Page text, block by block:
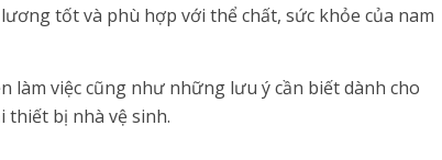
tốt và phù hợp với thể chất, sức khỏe của nam
làm việc cũng như những lưu ý cần biết dành cho
thiết bị nhà vệ sinh.